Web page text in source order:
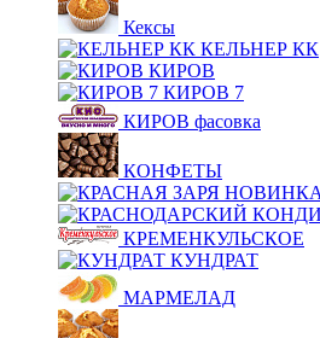
Кексы
КЕЛЬНЕР КК
КИРОВ
КИРОВ 7
КИРОВ фасовка
КОНФЕТЫ
КРЕМЕНКУЛЬСКОЕ
КУНДРАТ
МАРМЕЛАД